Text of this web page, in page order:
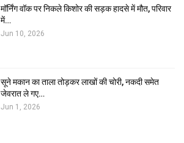
मॉर्निंग वॉक पर निकले किशोर की सड़क हादसे में मौत, परिवार
में…
Jun 10, 2026
सूने मकान का ताला तोड़कर लाखों की चोरी, नकदी समेत
जेवरात ले गए…
Jun 1, 2026